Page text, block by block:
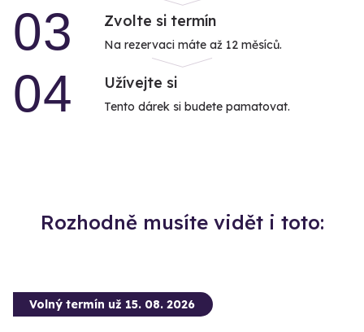
03 Zvolte si termín
Na rezervaci máte až 12 měsíců.
04 Užívejte si
Tento dárek si budete pamatovat.
Rozhodně musíte vidět i toto:
Volný termín už 15. 08. 2026